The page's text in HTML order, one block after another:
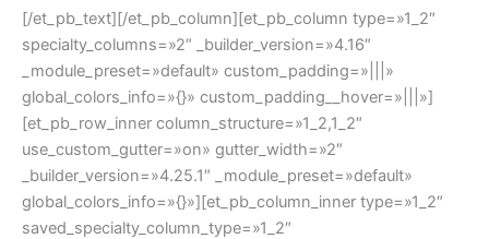
[/et_pb_text][/et_pb_column][et_pb_column type=»1_2″
specialty_columns=»2″ _builder_version=»4.16″
_module_preset=»default» custom_padding=»|||»
global_colors_info=»{}» custom_padding__hover=»|||»]
[et_pb_row_inner column_structure=»1_2,1_2″
use_custom_gutter=»on» gutter_width=»2″
_builder_version=»4.25.1″ _module_preset=»default»
global_colors_info=»{}»][et_pb_column_inner type=»1_2″
saved_specialty_column_type=»1_2″